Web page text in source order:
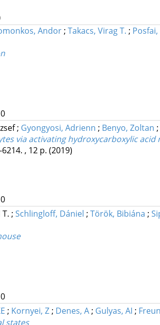
Andor ; Takacs, Virag T. ; Posfai,
; Gyongyosi, Adrienn ; Benyo, Zoltan ;
via activating hydroxycarboxylic acid
, 12 p. (2019)
; Schlingloff, Dániel ; Török, Bibiána ;
; Kornyei, Z; Denes, A; Gulyas, AI ;
states